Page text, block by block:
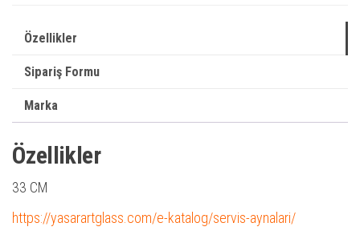
Özellikler
Sipariş Formu
Marka
Özellikler
33 CM
https://yasarartglass.com/e-katalog/servis-aynalari/